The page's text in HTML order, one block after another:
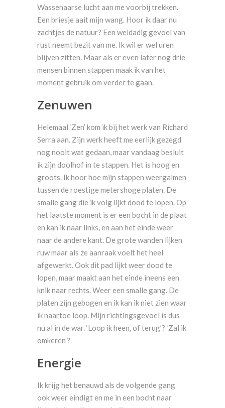
Wassenaarse lucht aan me voorbij trekken.
Een briesje aait mijn wang. Hoor ik daar nu
zachtjes de natuur? Een weldadig gevoel van
rust neemt bezit van me. Ik wil er wel uren
blijven zitten. Maar als er even later nog drie
mensen binnen stappen maak ik van het
moment gebruik om verder te gaan.
Zenuwen
Helemaal ‘Zen’ kom ik bij het werk van Richard
Serra aan. Zijn werk heeft me eerlijk gezegd
nog nooit wat gedaan, maar vandaag besluit
ik zijn doolhof in te stappen. Het is hoog en
groots. Ik hoor hoe mijn stappen weergalmen
tussen de roestige metershoge platen. De
smalle gang die ik volg lijkt dood te lopen. Op
het laatste moment is er een bocht in de plaat
en kan ik naar links, en aan het einde weer
naar de andere kant. De grote wanden lijken
ruw maar als ze aanraak voelt het heel
afgewerkt. Ook dit pad lijkt weer dood te
lopen, maar maakt aan het einde ineens een
knik naar rechts. Weer een smalle gang. De
platen zijn gebogen en ik kan ik niet zien waar
ik naartoe loop. Mijn richtingsgevoel is dus
nu al in de war. ‘Loop ik heen, of terug’? ‘Zal ik
omkeren’?
Energie
Ik krijg het benauwd als de volgende gang
ook weer eindigt en me in een bocht naar